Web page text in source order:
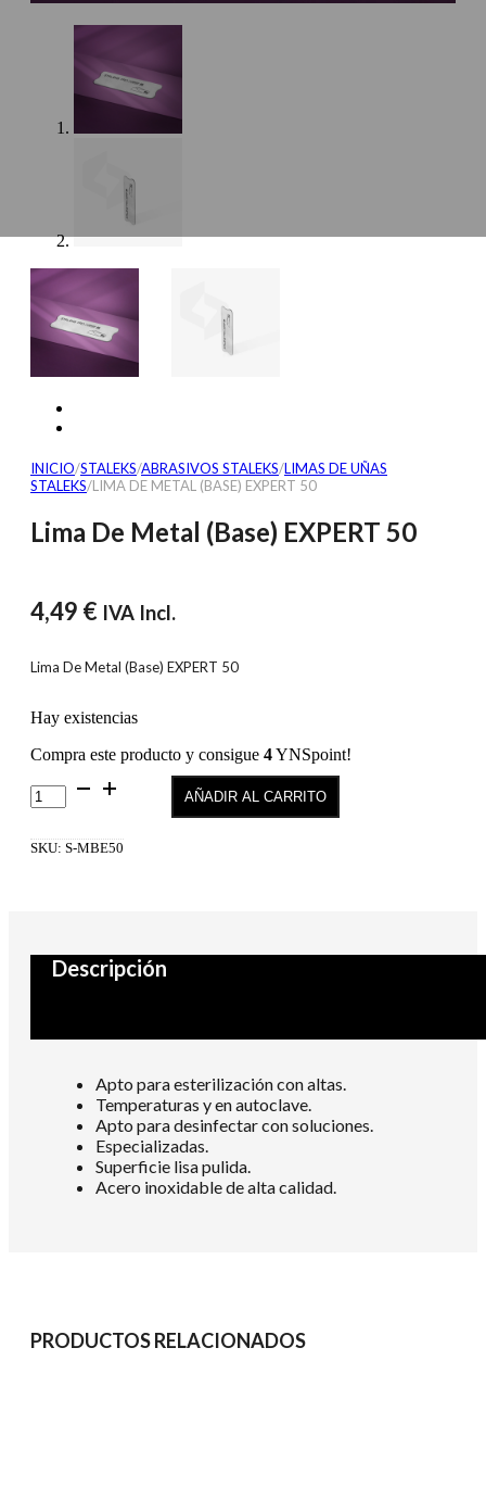
INICIO/STALEKS/ABRASIVOS STALEKS/LIMAS DE UÑAS
STALEKS/LIMA DE METAL (BASE) EXPERT 50
Lima De Metal (Base) EXPERT 50
4,49 € IVA Incl.
Lima De Metal (Base) EXPERT 50
Hay existencias
Compra este producto y consigue 4YNSpoint!
Lima
De
(Base)
AÑADIR AL CARRITO
SKU: S-MBE50
Descripción
Apto para esterilización con altas.
Temperaturas y en autoclave.
Apto para desinfectar con soluciones.
Especializadas.
Superficie lisa pulida.
Acero inoxidable de alta calidad.
PRODUCTOS RELACIONADOS